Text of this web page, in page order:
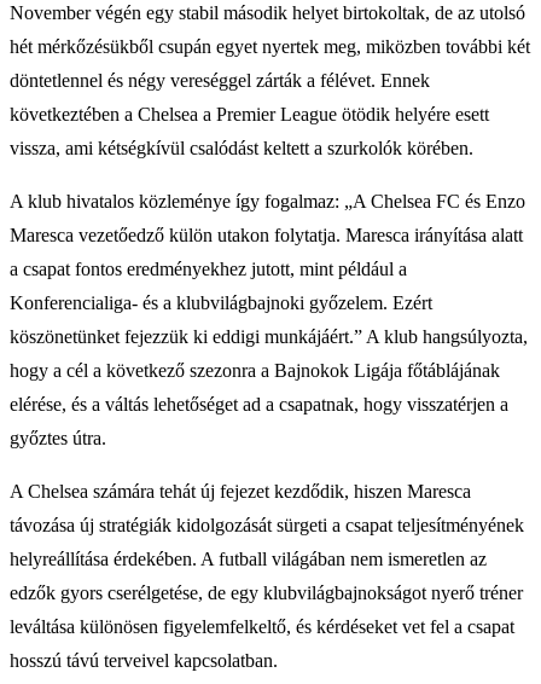
November végén egy stabil második helyet birtokoltak, de az utolsó
hét mérkőzésükből csupán egyet nyertek meg, miközben további két
döntetlennel és négy vereséggel zárták a félévet. Ennek
következtében a Chelsea a Premier League ötödik helyére esett
vissza, ami kétségkívül csalódást keltett a szurkolók körében.
A klub hivatalos közleménye így fogalmaz: „A Chelsea FC és Enzo
Maresca vezetőedző külön utakon folytatja. Maresca irányítása alatt
a csapat fontos eredményekhez jutott, mint például a
Konferencialiga- és a klubvilágbajnoki győzelem. Ezért
köszönetünket fejezzük ki eddigi munkájáért.” A klub hangsúlyozta,
hogy a cél a következő szezonra a Bajnokok Ligája főtáblájának
elérése, és a váltás lehetőséget ad a csapatnak, hogy visszatérjen a
győztes útra.
A Chelsea számára tehát új fejezet kezdődik, hiszen Maresca
távozása új stratégiák kidolgozását sürgeti a csapat teljesítményének
helyreállítása érdekében. A futball világában nem ismeretlen az
edzők gyors cserélgetése, de egy klubvilágbajnokságot nyerő tréner
leváltása különösen figyelemfelkeltő, és kérdéseket vet fel a csapat
hosszú távú terveivel kapcsolatban.